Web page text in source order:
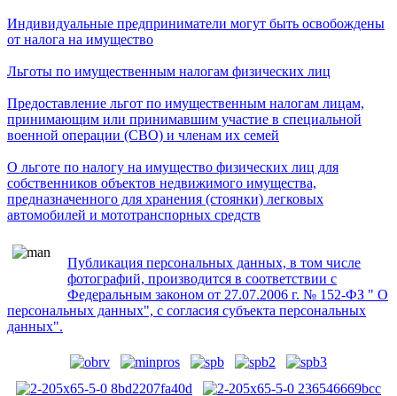
Индивидуальные предприниматели могут быть освобождены
от налога на имущество
Льготы по имущественным налогам физических лиц
Предоставление льгот по имущественным налогам лицам,
принимающим или принимавшим участие в специальной
военной операции (СВО) и членам их семей
О льготе по налогу на имущество физических лиц для
собственников объектов недвижимого имущества,
предназначенного для хранения (стоянки) легковых
автомобилей и мототранспорных средств
Публикация персональных данных, в том числе
фотографий, производится в соответствии с
Федеральным законом от 27.07.2006 г. № 152-ФЗ " О
персональных данных", с согласия субъекта персональных
данных".